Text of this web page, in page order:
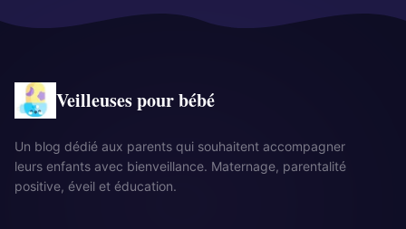
Veilleuses pour bébé
Un blog dédié aux parents qui souhaitent accompagner
leurs enfants avec bienveillance. Maternage, parentalité
positive, éveil et éducation.